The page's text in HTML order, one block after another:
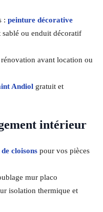
: peinture décorative
ou enduit décoratif
avant location ou
Andiolgratuit et
intérieur
cloisonspour vos pièces
mur placo
isolation thermique et